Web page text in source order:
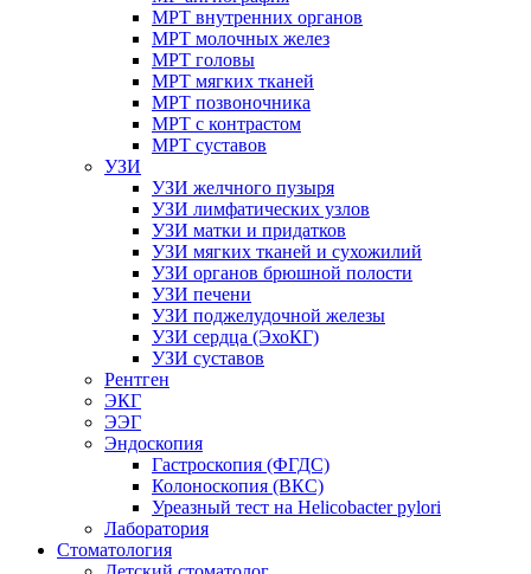
МРТ внутренних органов
МРТ молочных желез
МРТ головы
МРТ мягких тканей
МРТ позвоночника
МРТ с контрастом
МРТ суставов
УЗИ
УЗИ желчного пузыря
УЗИ лимфатических узлов
УЗИ матки и придатков
УЗИ мягких тканей и сухожилий
УЗИ органов брюшной полости
УЗИ печени
УЗИ поджелудочной железы
УЗИ сердца (ЭхоКГ)
УЗИ суставов
Рентген
ЭКГ
ЭЭГ
Эндоскопия
Гастроскопия (ФГДС)
Колоноскопия (ВКС)
Уреазный тест на Helicobacter pylori
Лаборатория
Стоматология